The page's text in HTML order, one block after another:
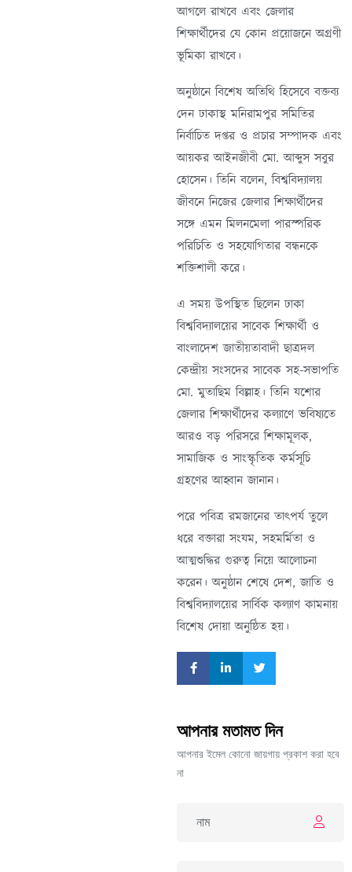
আগলে রাখবে এবং জেলার
শিক্ষার্থীদের যে কোন প্রয়োজনে অগ্রণী
ভূমিকা রাখবে।
অনুষ্ঠানে বিশেষ অতিথি হিসেবে বক্তব্য
দেন ঢাকাস্থ মনিরামপুর সমিতির
নির্বাচিত দপ্তর ও প্রচার সম্পাদক এবং
আয়কর আইনজীবী মো. আব্দুস সবুর
হোসেন। তিনি বলেন, বিশ্ববিদ্যালয়
জীবনে নিজের জেলার শিক্ষার্থীদের
সঙ্গে এমন মিলনমেলা পারস্পরিক
পরিচিতি ও সহযোগিতার বন্ধনকে
শক্তিশালী করে।
এ সময় উপস্থিত ছিলেন ঢাকা
বিশ্ববিদ্যালয়ের সাবেক শিক্ষার্থী ও
বাংলাদেশ জাতীয়তাবাদী ছাত্রদল
কেন্দ্রীয় সংসদের সাবেক সহ-সভাপতি
মো. মুতাছিম বিল্লাহ। তিনি যশোর
জেলার শিক্ষার্থীদের কল্যাণে ভবিষ্যতে
আরও বড় পরিসরে শিক্ষামূলক,
সামাজিক ও সাংস্কৃতিক কর্মসূচি
গ্রহণের আহ্বান জানান।
পরে পবিত্র রমজানের তাৎপর্য তুলে
ধরে বক্তারা সংযম, সহমর্মিতা ও
আত্মশুদ্ধির গুরুত্ব নিয়ে আলোচনা
করেন। অনুষ্ঠান শেষে দেশ, জাতি ও
বিশ্ববিদ্যালয়ের সার্বিক কল্যাণ কামনায়
বিশেষ দোয়া অনুষ্ঠিত হয়।
আপনার মতামত দিন
আপনার ইমেল কোনো জায়গায় প্রকাশ করা হবে
না